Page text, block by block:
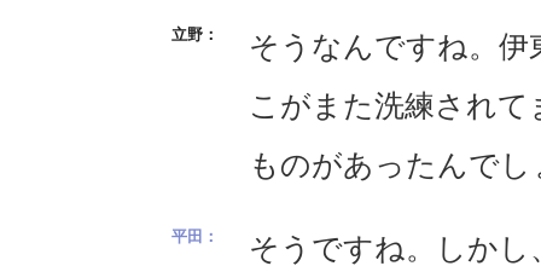
そうなんですね。
こがまた洗練され
ものがあったんでし
そうですね。しか